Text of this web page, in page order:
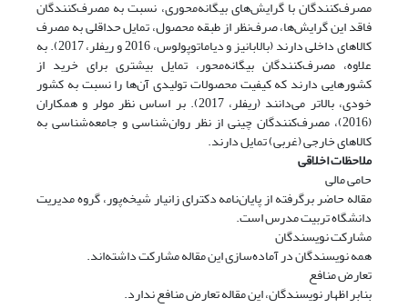
مصرف‌کنندگان با گرایش‌های بیگانه‌محوری، نسبت به مصرف‌کنندگان
فاقد این گرایش‌ها، صرف‌نظر از طبقه محصول، تمایل حداقلی به مصرف
کالاهای داخلی دارند (بالابانیز و دیاماتوپولوس، 2016 و ریفلر، 2017). به
علاوه، مصرف‌کنندگان بیگانه‌محور، تمایل بیشتری برای خرید از
کشورهایی دارند که کیفیت محصولات تولیدی آن‌ها را نسبت به کشور
خودی، بالاتر می‌دانند (ریفلر، 2017). بر اساس نظر مولر و همکاران
(2016)، مصرف‌کنندگان چینی از نظر روان‌شناسی و جامعه‌شناسی به
کالاهای خارجی (غربی) تمایل دارند.
ملاحظات اخلاقی
حامی مالی
مقاله حاضر برگرفته از پایان‌نامه دکترای زانیار شیخه‌پور، گروه مدیریت
دانشگاه تربیت مدرس است.
مشارکت نویسندگان
همه نویسندگان در آماده‌سازی این مقاله مشارکت داشته‌اند.
تعارض منافع
بنابر اظهار نویسندگان، این مقاله تعارض منافع ندارد.